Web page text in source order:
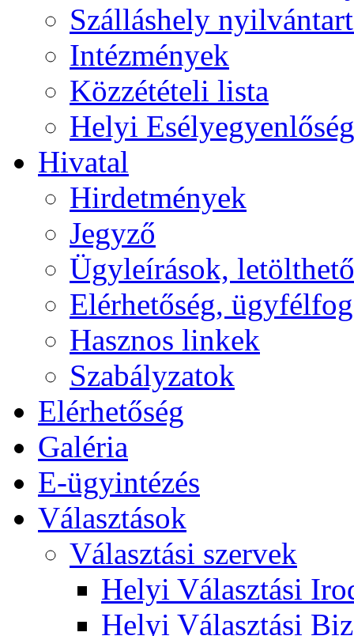
Szálláshely
Intézmények
Közzétételi lista
Helyi
Hivatal
Hirdetmények
Jegyző
Ügyleírások,
Elérhetőség,
Hasznos linkek
Szabályzatok
Elérhetőség
Galéria
E-ügyintézés
Választások
Választási szervek
Helyi Választási
Helyi Választási